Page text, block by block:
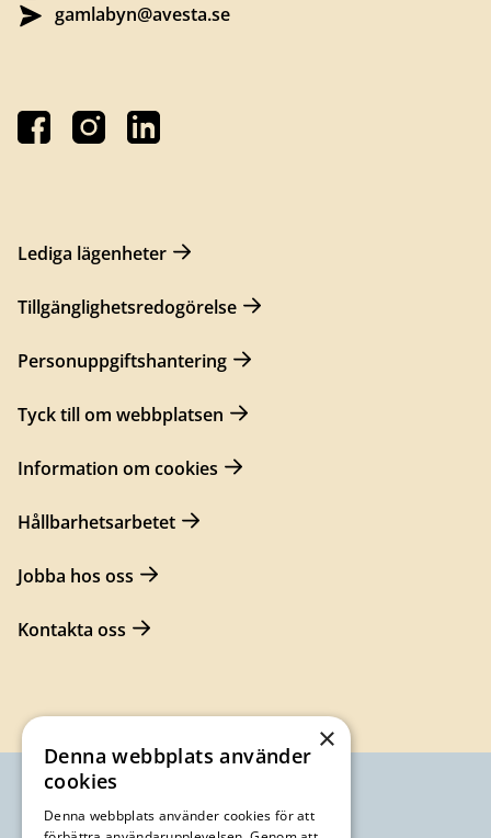
gamlabyn@avesta.se
Lediga lägenheter
Tillgänglighetsredogörelse
Personuppgiftshantering
Tyck till om webbplatsen
Information om cookies
Hållbarhetsarbetet
Jobba hos oss
Kontakta oss
×
Denna webbplats använder
cookies
Denna webbplats använder cookies för att